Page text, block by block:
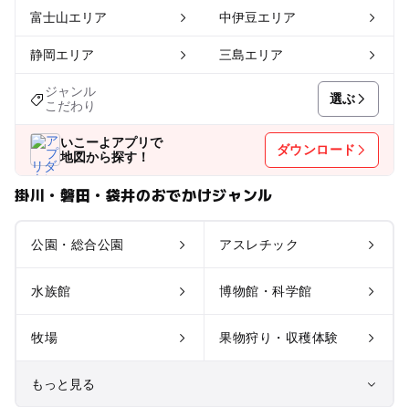
富士山エリア 中伊豆エリア
静岡エリア 三島エリア
ジャンル
こだわり
選ぶ
いこーよアプリで
地図から探す！
ダウンロード
掛川・磐田・袋井のおでかけジャンル
公園・総合公園 アスレチック
水族館 博物館・科学館
牧場 果物狩り・収穫体験
もっと見る